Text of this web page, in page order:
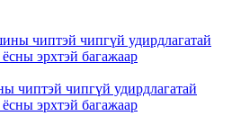
чиптэй чипгүй удирдлагатай
эрхтэй багажаар